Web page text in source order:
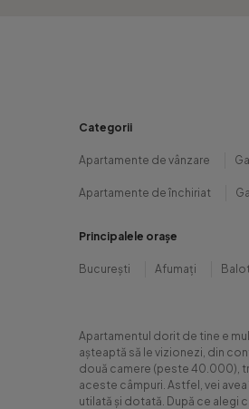
Categorii
Apartamente de vânzare
Apartamente de închiriat
Principalele orașe
București Afumați
Apartamentul dorit de tine e
așteaptă să le vizionezi, din
două camere (peste 40.000),
aceste câmpuri. Astfel, vei
utilată și dotată. După ce alegi